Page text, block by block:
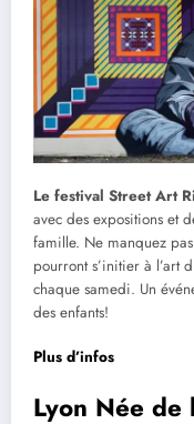
Le festival Street Art
avec des expositions et
famille. Ne manquez
pourront s’initier à l’art
chaque samedi. Un
des enfants!
Plus d’infos
Lyon Née de